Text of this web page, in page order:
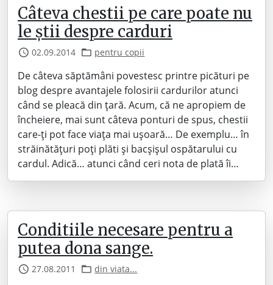
Câteva chestii pe care poate nu
le știi despre carduri
02.09.2014 pentru copii
De câteva săptămâni povestesc printre picături pe
blog despre avantajele folosirii cardurilor atunci
când se pleacă din țară. Acum, că ne apropiem de
încheiere, mai sunt câteva ponturi de spus, chestii
care-ți pot face viața mai ușoară… De exemplu… în
străinătățuri poți plăti și bacșișul ospătarului cu
cardul. Adică… atunci când ceri nota de plată îi…
Conditiile necesare pentru a
putea dona sange.
27.08.2011 din viata...